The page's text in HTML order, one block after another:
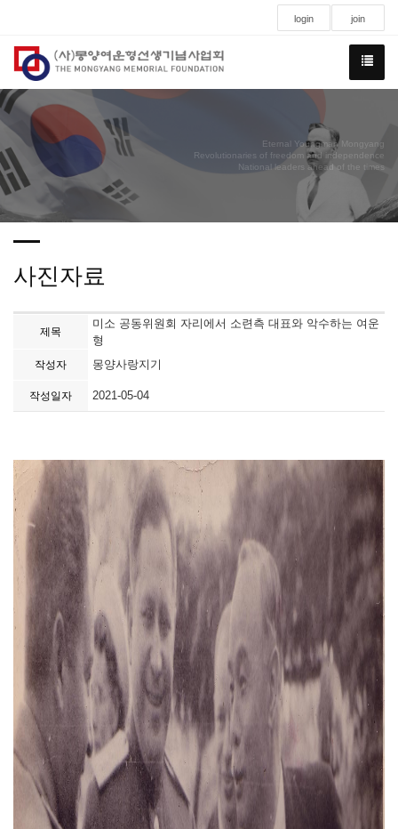
login join
Eternal Youngman Mongyang
Revolutionaries of freedom and independence
National leaders ahead of the times
사진자료
제목
미소 공동위원회 자리에서 소련측 대표와 악수하는 여운
형
작성자 몽양사랑지기
작성일자 2021-05-04